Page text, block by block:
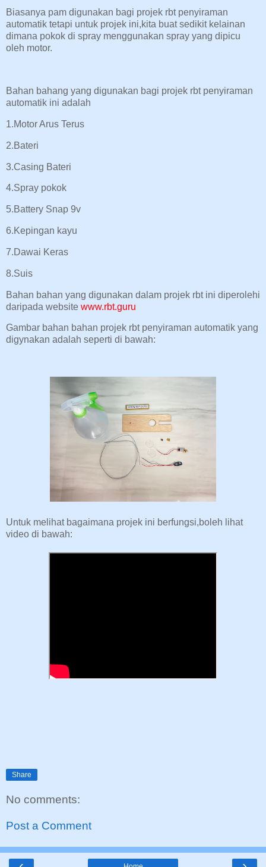
Biasanya pam digunakan bagi projek rbt penyiraman
automatik tetapi untuk projek ini,kita buat sedikit kelainan
dimana pokok di spray menggunakan spray yang dipicu
oleh motor.
Bahan bahang yang digunakan bagi projek rbt penyiraman
automatik ini adalah
1.Motor Arus Terus
2.Bateri
3.Casing Bateri
4.Spray pokok
5.Battery Snap 9v
6.Kepingan kayu
7.Dawai Keras
8.Suis
Bahan bahan yang digunakan dalam projek rbt ini diperolehi
daripada website www.rbt.guru
Gambar bahan bahan projek rbt penyiraman automatik yang
digynakan adalah seperti di bawah:
Untuk melihat bagaimana projek ini berfungsi,boleh lihat
video di bawah:
Share
No comments:
Post a Comment